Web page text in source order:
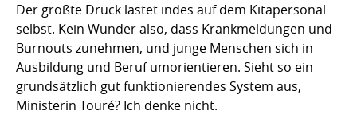
Der größte Druck lastet indes auf dem Kitapersonal
selbst. Kein Wunder also, dass Krankmeldungen und
Burnouts zunehmen, und junge Menschen sich in
Ausbildung und Beruf umorientieren. Sieht so ein
grundsätzlich gut funktionierendes System aus,
Ministerin Touré? Ich denke nicht.